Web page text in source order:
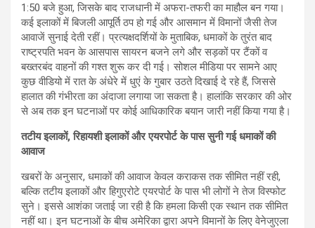
1:50 बजे हुआ, जिसके बाद राजधानी में अफरा-तफरी का माहौल बन गया।
कई इलाकों में बिजली आपूर्ति ठप हो गई और आसमान में विमानों जैसी तेज
आवाजें सुनाई देती रहीं। प्रत्यक्षदर्शियों के मुताबिक, धमाकों के तुरंत बाद
राष्ट्रपति भवन के आसपास सायरन बजने लगे और सड़कों पर टैंकों व
बख्तरबंद वाहनों की गश्त शुरू कर दी गई। सोशल मीडिया पर सामने आए
कुछ वीडियो में रात के अंधेरे में धुएं के गुबार उठते दिखाई दे रहे हैं, जिससे
हालात की गंभीरता का अंदाजा लगाया जा सकता है। हालांकि सरकार की ओर
से अब तक इन घटनाओं पर कोई आधिकारिक बयान जारी नहीं किया गया है।
तटीय इलाकों, रिहायशी इलाकों और एयरपोर्ट के पास सुनी गई धमाकों की
आवाज
खबरों के अनुसार, धमाकों की आवाज केवल कराकस तक सीमित नहीं रही,
बल्कि तटीय इलाकों और हिगुएरोटे एयरपोर्ट के पास भी लोगों ने तेज विस्फोट
सुने। इससे आशंका जताई जा रही है कि हमला किसी एक स्थान तक सीमित
नहीं था। इन घटनाओं के बीच अमेरिका द्वारा अपने विमानों के लिए वेनेजुएला